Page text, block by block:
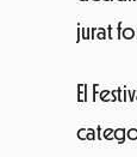
jurat
El